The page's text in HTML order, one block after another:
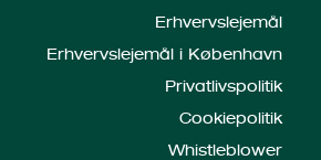
Erhvervslejemål
Erhvervslejemål i København
Privatlivspolitik
Cookiepolitik
Whistleblower